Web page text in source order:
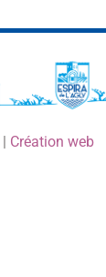
Création web